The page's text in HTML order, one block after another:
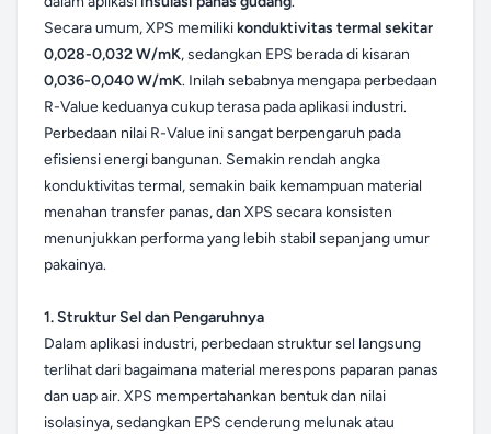
Secara umum, XPS memilikikonduktivitas termal sekitar
0,028-0,032 W/mK, sedangkan EPS berada di kisaran
0,036-0,040 W/mK. Inilah sebabnya mengapa perbedaan
R-Value keduanya cukup terasa pada aplikasi industri.
Perbedaan nilai R-Value ini sangat berpengaruh pada
efisiensi energi bangunan. Semakin rendah angka
konduktivitas termal, semakin baik kemampuan material
menahan transfer panas, dan XPS secara konsisten
menunjukkan performa yang lebih stabil sepanjang umur
pakainya.
1. Struktur Sel dan Pengaruhnya
Dalam aplikasi industri, perbedaan struktur sel langsung
terlihat dari bagaimana material merespons paparan panas
dan uap air. XPS mempertahankan bentuk dan nilai
isolasinya, sedangkan EPS cenderung melunak atau